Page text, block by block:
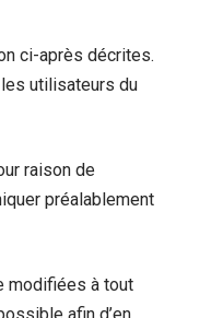
ci-après décrites.
utilisateurs du
raison de
préalablement
modifiées à tout